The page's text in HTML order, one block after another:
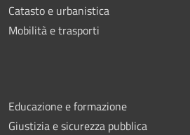
Catasto e urbanistica
Mobilità e trasporti
Educazione e formazione
Giustizia e sicurezza pubblica